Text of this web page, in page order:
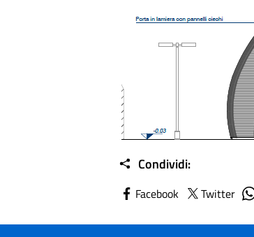
Condividi:
Facebook Twitter